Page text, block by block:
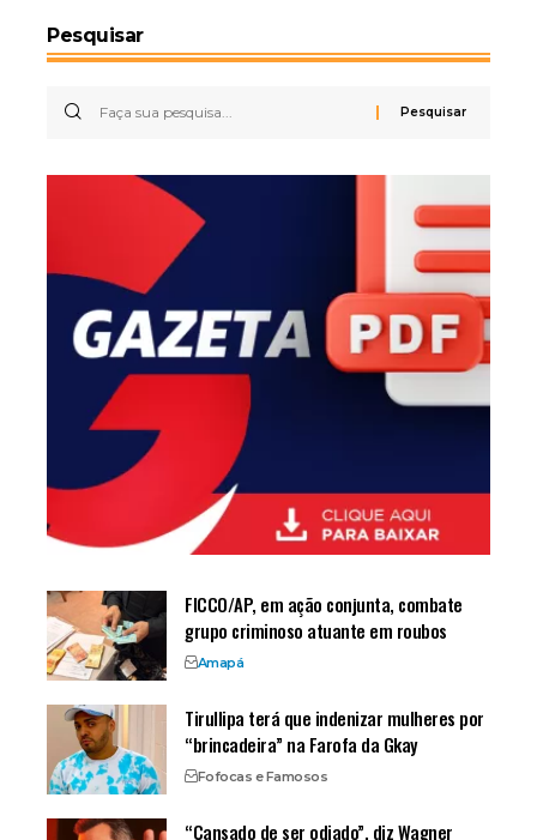
Pesquisar
FICCO/AP, em ação conjunta, combate
grupo criminoso atuante em roubos
Amapá
Tirullipa terá que indenizar mulheres por
“brincadeira” na Farofa da Gkay
Fofocas e Famosos
“Cansado de ser odiado”, diz Wagner